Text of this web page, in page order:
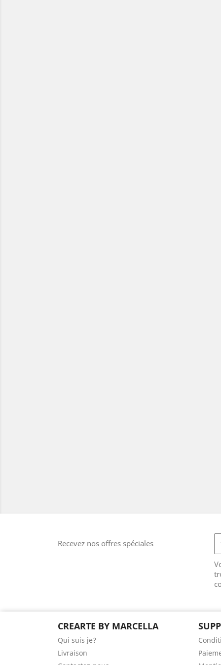
Recevez nos offres spéciales
CREARTE BY MARCELLA
Qui suis je?
Livraison